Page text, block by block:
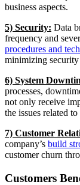
business aspects.
5) Security: Data
frequency and
procedures and
minimizing security
6) System
processes,
not only receive
the issues related
7) Customer
company’s build
customer churn
Customers